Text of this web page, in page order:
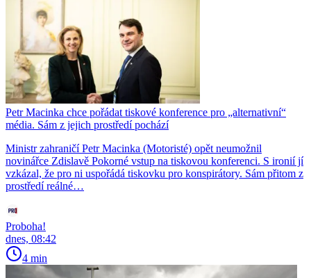
Petr Macinka chce pořádat tiskové konference pro „alternativní“
média. Sám z jejich prostředí pochází
Ministr zahraničí Petr Macinka (Motoristé) opět neumožnil
novinářce Zdislavě Pokorné vstup na tiskovou konferenci. S ironií jí
vzkázal, že pro ni uspořádá tiskovku pro konspirátory. Sám přitom z
prostředí reálné…
Proboha!
dnes, 08:42
4 min